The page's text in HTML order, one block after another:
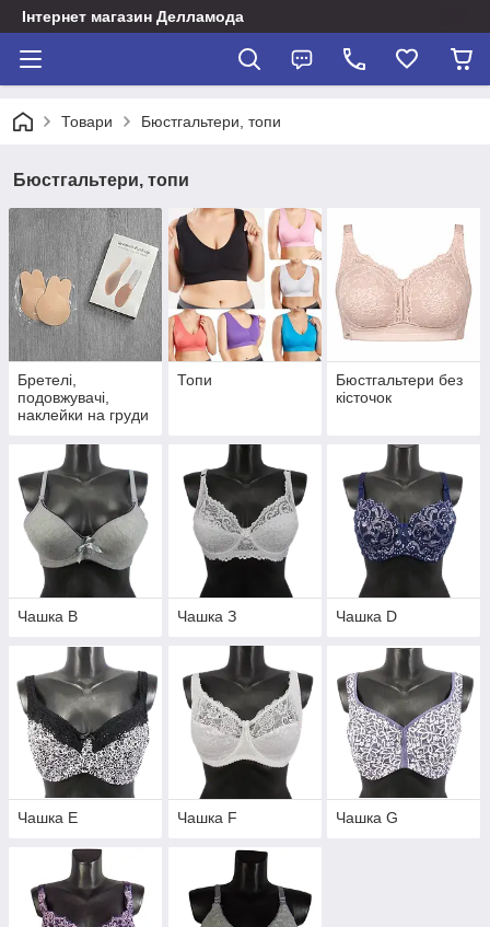
Інтернет магазин Делламода
Товари Бюстгальтери, топи
Бюстгальтери, топи
Бретелі,
подовжувачі,
наклейки на груди
Топи
Бюстгальтери без
кісточок
Чашка В Чашка З Чашка D
Чашка Е Чашка F Чашка G